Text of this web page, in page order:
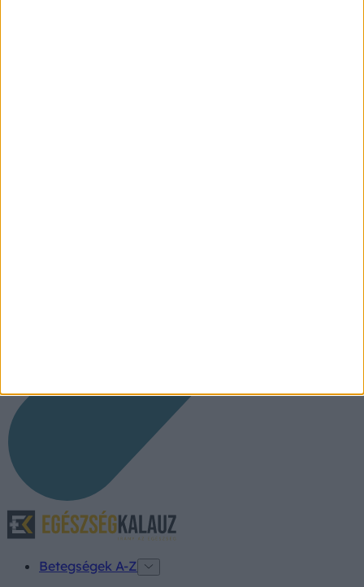
Betegségek A-Z